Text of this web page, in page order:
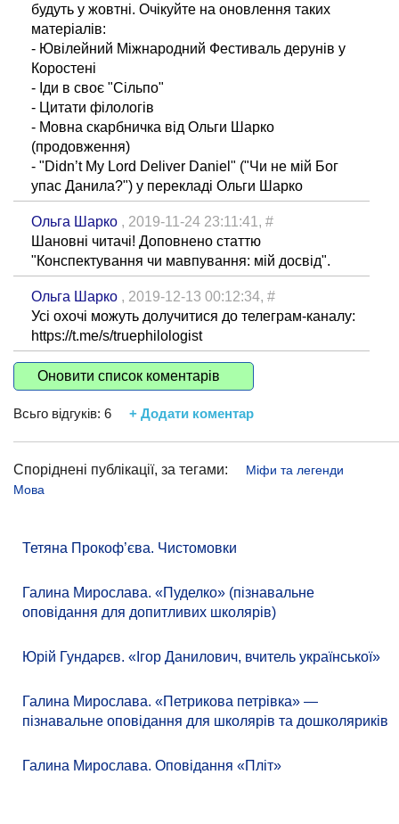
будуть у жовтні. Очікуйте на оновлення таких
матеріалів:
- Ювілейний Міжнародний Фестиваль дерунів у
Коростені
- Іди в своє "Сільпо"
- Цитати філологів
- Мовна скарбничка від Ольги Шарко
(продовження)
- "Didn’t My Lord Deliver Daniel" ("Чи не мій Бог
упас Данила?") у перекладі Ольги Шарко
Ольга Шарко , 2019-11-24 23:11:41, #
Шановні читачі! Доповнено статтю
"Конспектування чи мавпування: мій досвід".
Ольга Шарко , 2019-12-13 00:12:34, #
Усі охочі можуть долучитися до телеграм-каналу:
https://t.me/s/truephilologist
Оновити список коментарів
Всьго відгуків: 6 + Додати коментар
Споріднені публікації, за тегами:
Міфи та легенди
Мова
Тетяна Прокоф’єва. Чистомовки
Галина Мирослава. «Пуделко» (пізнавальне
оповідання для допитливих школярів)
Юрій Гундарєв. «Ігор Данилович, вчитель української»
Галина Мирослава. «Петрикова петрівка» —
пізнавальне оповідання для школярів та дошколяриків
Галина Мирослава. Оповідання «Пліт»